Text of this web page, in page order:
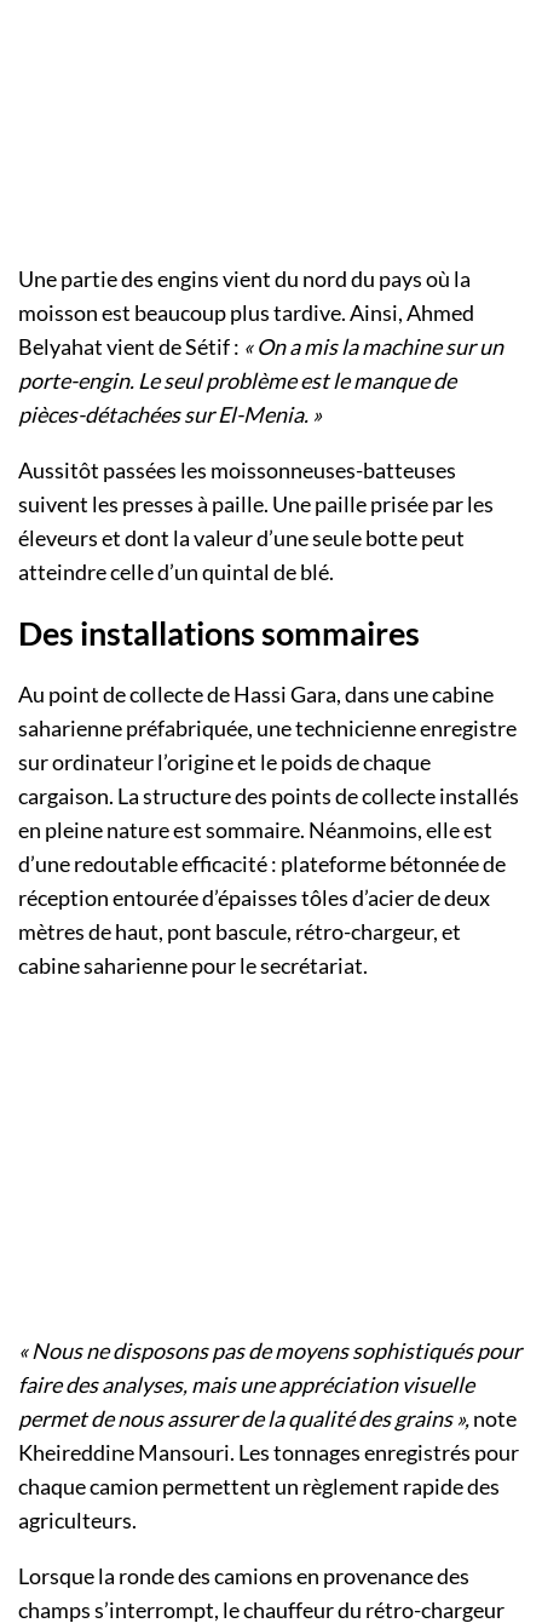
Une partie des engins vient du nord du pays où la
moisson est beaucoup plus tardive. Ainsi, Ahmed
Belyahat vient de Sétif : « On a mis la machine sur un
porte-engin. Le seul problème est le manque de
pièces-détachées sur El-Menia. »
Aussitôt passées les moissonneuses-batteuses
suivent les presses à paille. Une paille prisée par les
éleveurs et dont la valeur d’une seule botte peut
atteindre celle d’un quintal de blé.
Des installations sommaires
Au point de collecte de Hassi Gara, dans une cabine
saharienne préfabriquée, une technicienne enregistre
sur ordinateur l’origine et le poids de chaque
cargaison. La structure des points de collecte installés
en pleine nature est sommaire. Néanmoins, elle est
d’une redoutable efficacité : plateforme bétonnée de
réception entourée d’épaisses tôles d’acier de deux
mètres de haut, pont bascule, rétro-chargeur, et
cabine saharienne pour le secrétariat.
« Nous ne disposons pas de moyens sophistiqués pour
faire des analyses, mais une appréciation visuelle
permet de nous assurer de la qualité des grains »,note
Kheireddine Mansouri. Les tonnages enregistrés pour
chaque camion permettent un règlement rapide des
agriculteurs.
Lorsque la ronde des camions en provenance des
champs s’interrompt, le chauffeur du rétro-chargeur